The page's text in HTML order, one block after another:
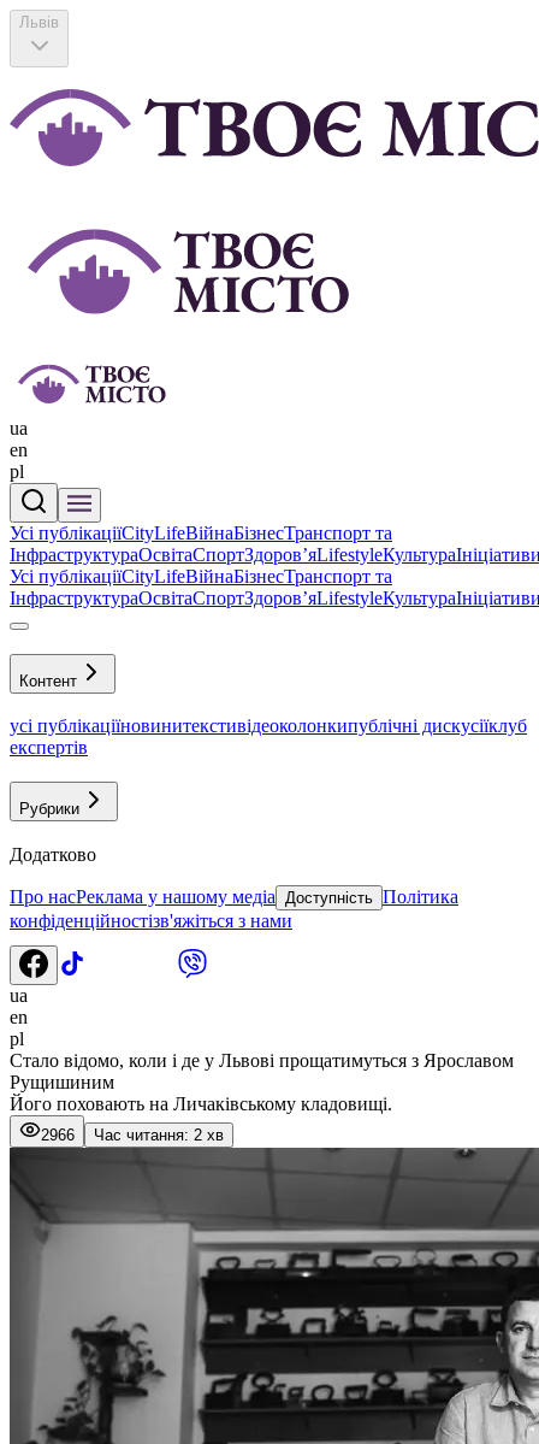
Львів
ua
en
pl
Усі публікаціїCityLifeВійнаБізнесТранспорт та
ІнфраструктураОсвітаСпортЗдоровʼяLifestyleКультура
Усі публікаціїCityLifeВійнаБізнесТранспорт та
ІнфраструктураОсвітаСпортЗдоровʼяLifestyleКультура
Контент
усі публікаціїновинитекстивідеоколонкипублічні дискусіїклуб
експертів
Рубрики
Додатково
Про насРеклама у нашому медіа Доступність Політика
конфіденційностізв'яжіться з нами
ua
en
pl
Стало відомо, коли і де у Львові прощатимуться з Ярославом
Рущишиним
Його поховають на Личаківському кладовищі.
2966 Час читання: 2 хв